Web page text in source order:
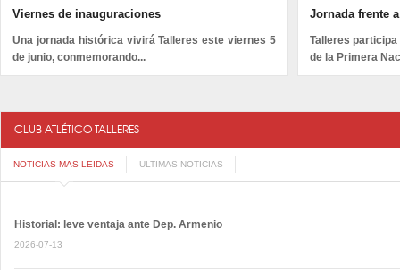
Viernes de inauguraciones
Una jornada histórica vivirá Talleres este viernes 5
de junio, conmemorando...
Jornada frente
Talleres
de la Primera
CLUB ATLÉTICO TALLERES
NOTICIAS MAS LEIDAS ULTIMAS NOTICIAS
Historial: leve ventaja ante Dep. Armenio
2026-07-13